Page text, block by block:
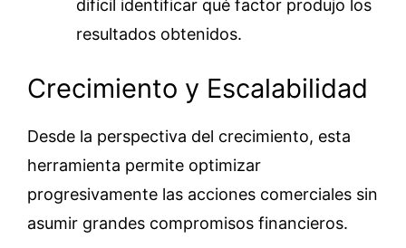
difícil identificar qué factor produjo los
resultados obtenidos.
Crecimiento y Escalabilidad
Desde la perspectiva del crecimiento, esta
herramienta permite optimizar
progresivamente las acciones comerciales sin
asumir grandes compromisos financieros.